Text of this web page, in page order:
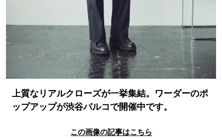
上質なリアルクローズが一挙集結。ワーダーのポ
ップアップが渋谷パルコで開催中です。
この画像の記事はこちら